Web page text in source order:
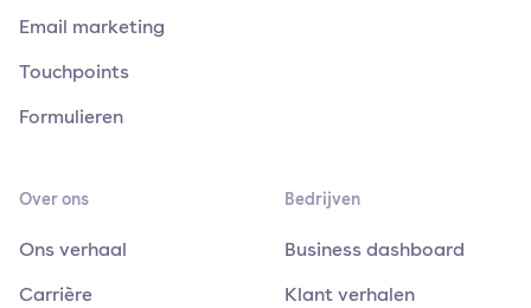
Email marketing
Touchpoints
Formulieren
Over ons
Ons verhaal
Carrière
Bedrijven
Business dashboard
Klant verhalen